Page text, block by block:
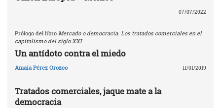
07/07/2022
Prólogo del libro Mercado o democracia. Los tratados comerciales en el
capitalismo del siglo XXI
Un antídoto contra el miedo
Amaia Pérez Orozco 11/01/2019
Tratados comerciales, jaque mate a la
democracia